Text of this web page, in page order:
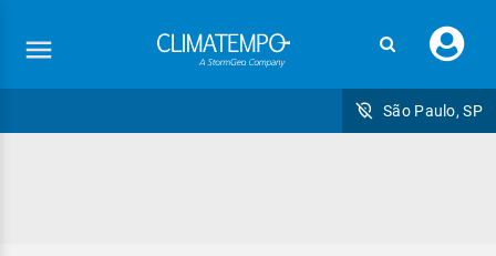
seu
São Paulo, SP